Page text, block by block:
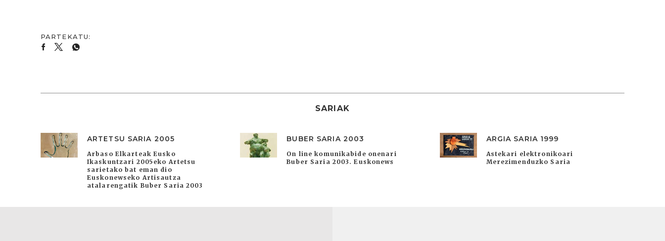
SARIAK
ARTETSU SARIA 2005
Arbaso Elkarteak Eusko
Ikaskuntzari 2005eko Artetsu
sarietako bat eman dio
Euskonewseko Artisautza
atalarengatik Buber Saria 2003
BUBER SARIA 2003
On line komunikabide onenari
Buber Saria 2003. Euskonews
ARGIA SARIA 1999
Astekari elektronikoari
Merezimenduzko Saria